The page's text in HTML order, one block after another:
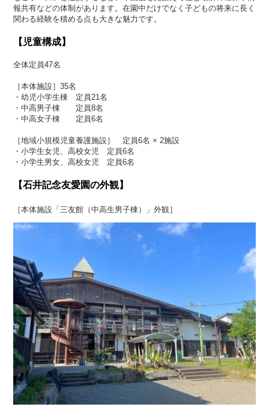
報共有などの体制があります。在園中だけでなく子どもの将来に長く
関わる経験を積める点も大きな魅力です。
【児童構成】
全体定員47名
［本体施設］35名
・幼児小学生棟 定員21名
・中高男子棟 定員8名
・中高女子棟 定員6名
［地域小規模児童養護施設］ 定員6名 × 2施設
・小学生女児、高校女児 定員6名
・小学生男女、高校女児 定員6名
【石井記念友愛園の外観】
［本体施設「三友館（中高生男子棟）」外観］